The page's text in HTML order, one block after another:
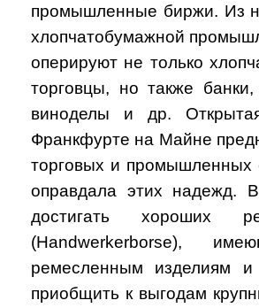
промышленные биржи. Из
хлопчатобумажной
оперируют не только
торговцы, но также
виноделы и др.
Франкфурте на Майне
торговых и
оправдала этих надежд.
достигать хороших
(Handwerkerborse),
ремесленным изделиям и
приобщить к выгодам